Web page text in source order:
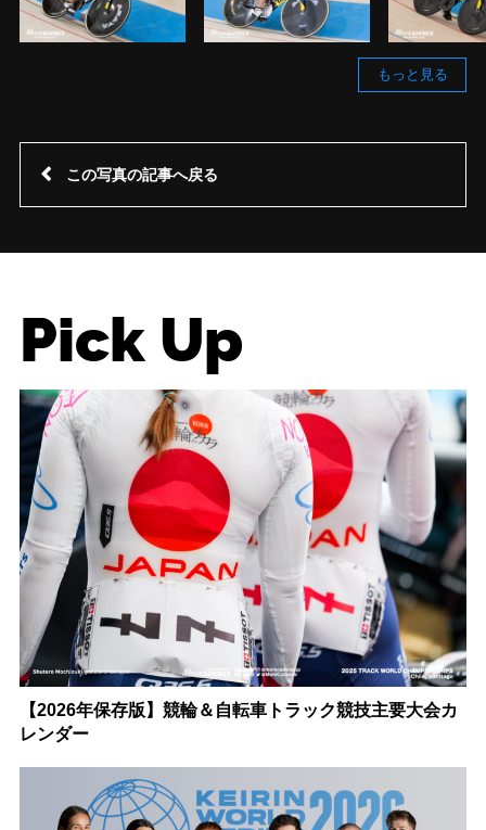
もっと見る
この写真の記事へ戻る
Pick Up
【2026年保存版】競輪＆自転車トラック競技主要大会カ
レンダー